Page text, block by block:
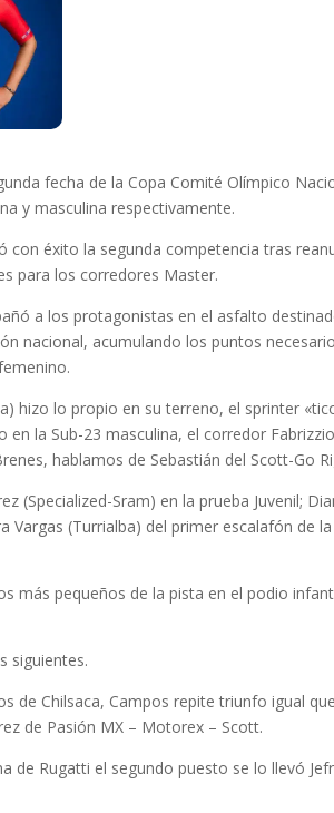
fecha de la Copa Comité Olímpico
y masculina respectivamente.
con éxito la segunda competencia tras
para los corredores Master.
a los protagonistas en el asfalto
nacional, acumulando los puntos
hizo lo propio en su terreno, el sprinter
en la Sub-23 masculina, el corredor
hablamos de Sebastián del Scott-Go
(Specialized-Sram) en la prueba Juvenil;
Vargas (Turrialba) del primer escalafón de
más pequeños de la pista en el podio
siguientes.
de Chilsaca, Campos repite triunfo igual
de Pasión MX – Motorex – Scott.
de Rugatti el segundo puesto se lo llevó